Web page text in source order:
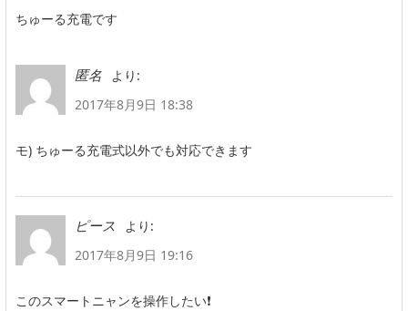
ちゅーる充電です
匿名
より:
2017年8月9日 18:38
モ) ちゅーる充電式以外でも対応できます
ピース
より:
2017年8月9日 19:16
このスマートニャンを操作したい❗